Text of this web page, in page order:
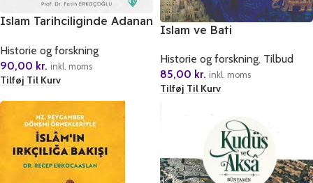
Islam Tarihciliginde Adanan
Mustafa Fayda
Historie og forskning
90,00 kr. inkl. moms
Tilføj Til Kurv
Islam ve Bati
Historie og forskning, Tilbud
85,00 kr. inkl. moms
Tilføj Til Kurv